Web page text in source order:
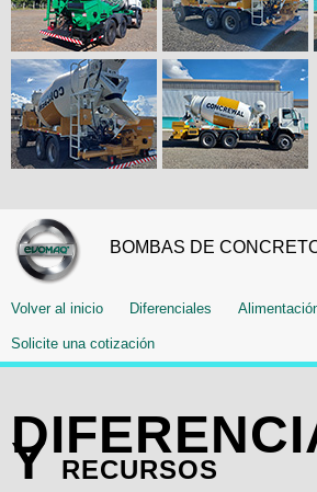
BOMBAS DE
Volver al inicio Diferenciales
Solicite una cotización
YRECURSOS